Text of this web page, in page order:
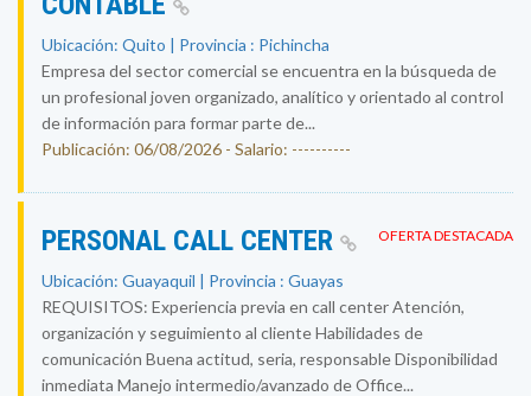
Ubicación: Quito | Provincia : Pichincha
Empresa del sector comercial se encuentra en la búsqueda de
un profesional joven organizado, analítico y orientado al control
de información para formar parte de...
Publicación: 06/08/2026 - Salario: ----------
OFERTA DESTACADA
PERSONAL CALL CENTER
Ubicación: Guayaquil | Provincia : Guayas
REQUISITOS: Experiencia previa en call center Atención,
organización y seguimiento al cliente Habilidades de
comunicación Buena actitud, seria, responsable Disponibilidad
inmediata Manejo intermedio/avanzado de Office...